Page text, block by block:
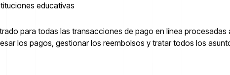
educativas
para todas las transacciones de pago en línea procesadas
los pagos, gestionar los reembolsos y tratar todos los